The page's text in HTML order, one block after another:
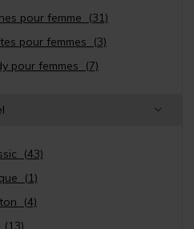
pour femme
(31)
pour femmes
(3)
pour femmes
(7)
(43)
(1)
(4)
(13)